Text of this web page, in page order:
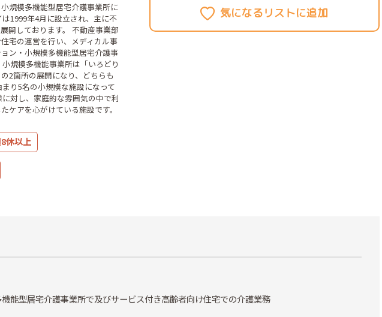
規模多機能型居宅介護事業所に
1999年4月に設立され、主に不
開しております。 不動産事業部
宅の運営を行い、メディカル事
ン・小規模多機能型居宅介護事
規模多機能事業所は「いろどり
2箇所の展開になり、どちらも
り5名の小規模な施設になって
対し、家庭的な雰囲気の中で利
ケアを心がけている施設です。
休以上
能型居宅介護事業所で及びサービス付き高齢者向け住宅での介護業務